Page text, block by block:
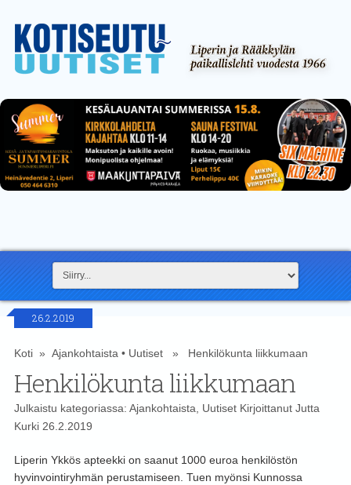
26.2.2019
Koti» Ajankohtaista• Uutiset» Henkilökunta liikkumaan
Henkilökunta liikkumaan
Julkaistu kategoriassa: Ajankohtaista, UutisetKirjoittanut Jutta
Kurki26.2.2019
Liperin Ykkös apteekki on saanut 1000 euroa henkilöstön
hyvinvointiryhmän perustamiseen. Tuen myönsi Kunnossa